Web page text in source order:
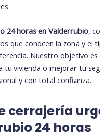
24 horas en Valderrubio,
que conocen la zona y el
Nuestro objetivo
tu vivienda o mejorar tu
y con total confianza.
cerrajería
24 horas